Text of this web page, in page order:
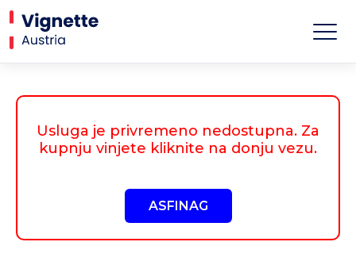
Usluga je privremeno nedostupna. Za
kupnju vinjete kliknite na donju vezu.
ASFINAG